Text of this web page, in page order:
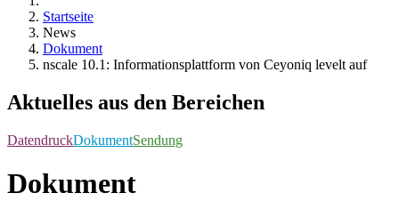
Startseite
News
Dokument
nscale 10.1: Informationsplattform von Ceyoniq levelt auf
Aktuelles aus den Bereichen
DatendruckDokumentSendung
Dokument